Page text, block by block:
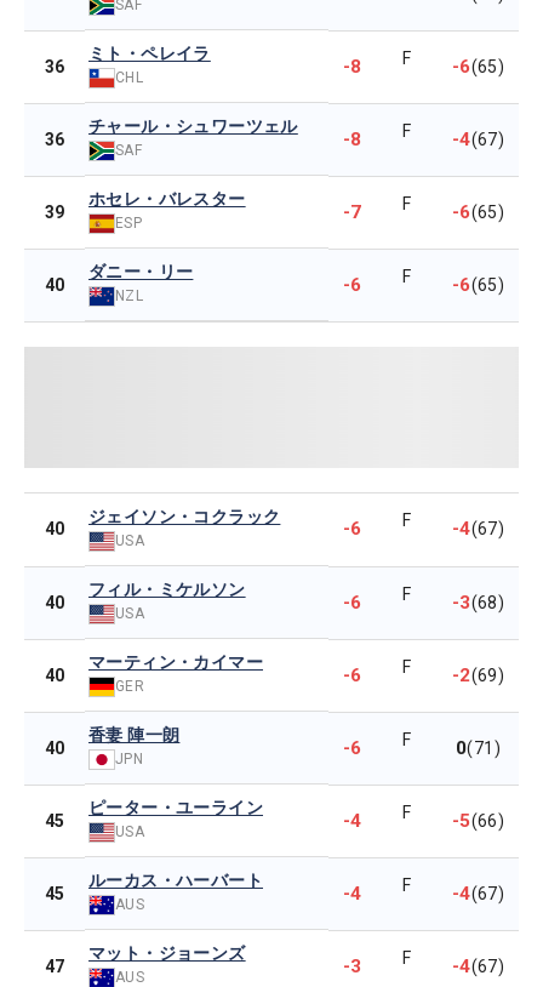
SAF
36
ミト・ペレイラ
CHL -8 F -6(65)
36
チャール・シュワーツェル
SAF -8 F -4(67)
39
ホセレ・バレスター
ESP -7 F -6(65)
40
ダニー・リー
NZL -6 F -6(65)
40
ジェイソン・コクラック
USA
-6 F -4(67)
40
フィル・ミケルソン
USA -6 F -3(68)
40
マーティン・カイマー
GER -6 F -2(69)
40
香妻 陣一朗
JPN -6 F 0(71)
45
ピーター・ユーライン
USA -4 F -5(66)
45
ルーカス・ハーバート
AUS -4 F -4(67)
47
マット・ジョーンズ
AUS -3 F -4(67)